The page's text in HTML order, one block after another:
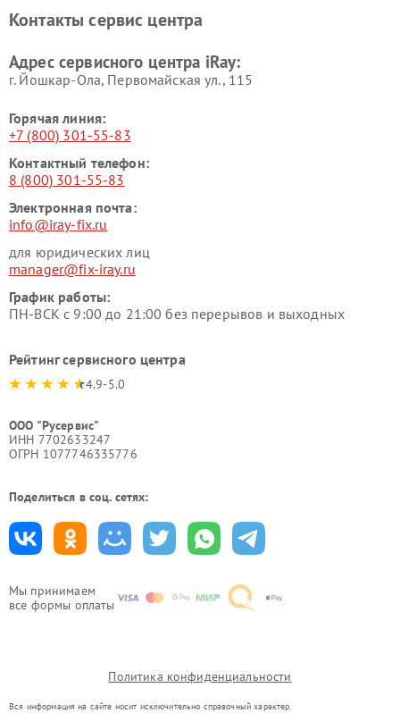
Мы принимаем
все формы оплаты
Контакты сервис центра
Адрес сервисного центра iRay:
г. Йошкар-Ола, Первомайская ул., 115
Горячая линия:
+7 (800) 301-55-83
Контактный телефон:
8 (800) 301-55-83
Электронная почта:
info@iray-fix.ru
для юридических лиц
manager@fix-iray.ru
График работы:
ПН-ВСК с 9:00 до 21:00 без перерывов и выходных
Рейтинг сервисного центра
4.9-5.0
ООО "Русервис"
ИНН 7702633247
ОГРН 1077746335776
Поделиться в соц. сетях:
Политика конфиденциальности
Вся информация на сайте носит исключительно справочный характер.